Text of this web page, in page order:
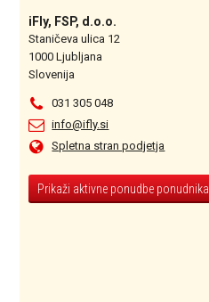
iFly, FSP, d.o.o.
Staničeva ulica 12
1000 Ljubljana
Slovenija
031 305 048
info@ifly.si
Spletna stran podjetja
Prikaži aktivne ponudbe ponudnika